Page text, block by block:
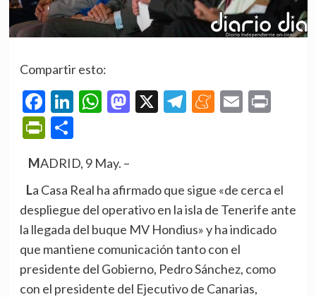
Compartir esto:
Facebook
LinkedIn
WhatsApp
Mastodon
X Telegram
Meneame
Email
PrintFriendly
Compartir
MADRID, 9 May. –
La Casa Real ha afirmado que sigue «de cerca el
despliegue del operativo en la isla de Tenerife ante
la llegada del buque MV Hondius» y ha indicado
que mantiene comunicación tanto con el
presidente del Gobierno, Pedro Sánchez, como
con el presidente del Ejecutivo de Canarias,